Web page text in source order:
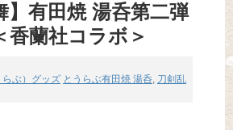
】有田焼 湯呑第二弾
香蘭社コラボ＞
ぶ）グッズ とうらぶ有田焼 湯呑, 刀剣乱